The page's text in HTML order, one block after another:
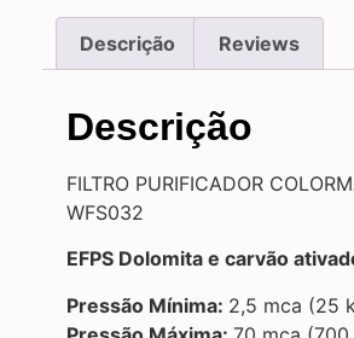
Descrição Reviews
Descrição
FILTRO PURIFICADOR
WFS032
EFPS Dolomita e carvão
Pressão Mínima: 2,5 mca (25